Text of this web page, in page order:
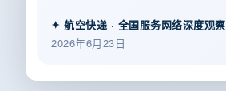
✦ 航空快递 · 全国服务网络深度观察
2026年6月23日